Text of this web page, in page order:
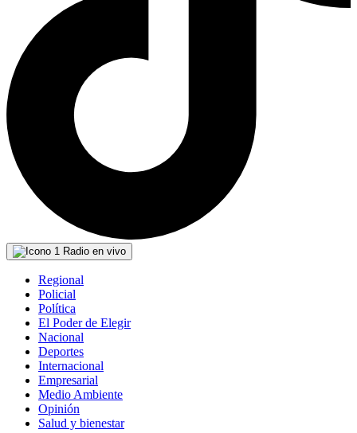
Radio en vivo
Regional
Policial
Política
El Poder de Elegir
Nacional
Deportes
Internacional
Empresarial
Medio Ambiente
Opinión
Salud y bienestar